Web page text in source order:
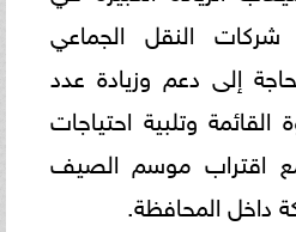
شركات النقل الجماعي
إلى دعم وزيادة عدد
وتلبية احتياجات
اقتراب موسم الصيف
داخل المحافظة.